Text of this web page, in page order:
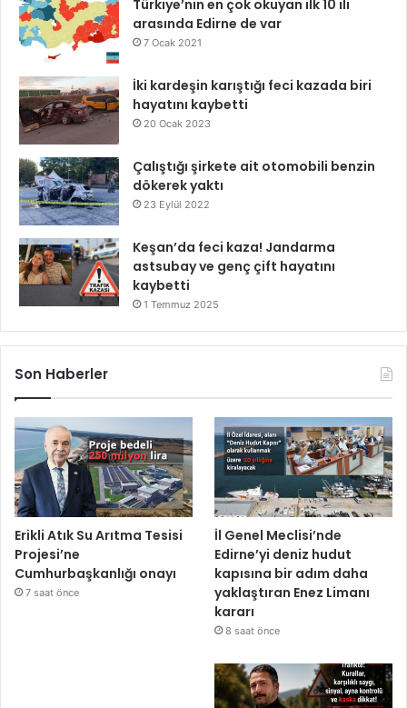
Türkiye’nin en çok okuyan ilk 10 ili
arasında Edirne de var
7 Ocak 2021
İki kardeşin karıştığı feci kazada biri
hayatını kaybetti
20 Ocak 2023
Çalıştığı şirkete ait otomobili benzin
dökerek yaktı
23 Eylül 2022
Keşan’da feci kaza! Jandarma
astsubay ve genç çift hayatını
kaybetti
1 Temmuz 2025
Son Haberler
Erikli Atık Su Arıtma Tesisi
Projesi’ne
Cumhurbaşkanlığı onayı
7 saat önce
İl Genel Meclisi’nde
Edirne’yi deniz hudut
kapısına bir adım daha
yaklaştıran Enez Limanı
kararı
8 saat önce